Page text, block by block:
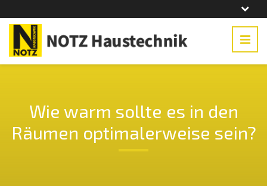
Wie warm sollte es in den
Räumen optimalerweise sein?